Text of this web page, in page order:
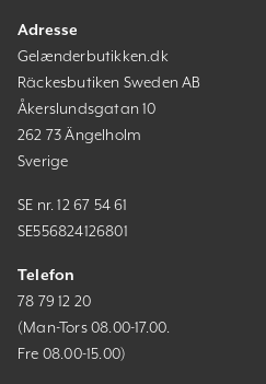
Adresse
Gelænderbutikken.dk
Räckesbutiken Sweden AB
Åkerslundsgatan 10
262 73 Ängelholm
Sverige
SE nr. 12 67 54 61
SE556824126801
Telefon
78 79 12 20
(Man-Tors 08.00-17.00.
Fre 08.00-15.00)